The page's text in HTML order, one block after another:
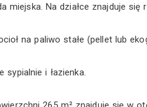
miejska. Na działce znajduje się
na paliwo stałe (pellet lub
sypialnie i łazienka.